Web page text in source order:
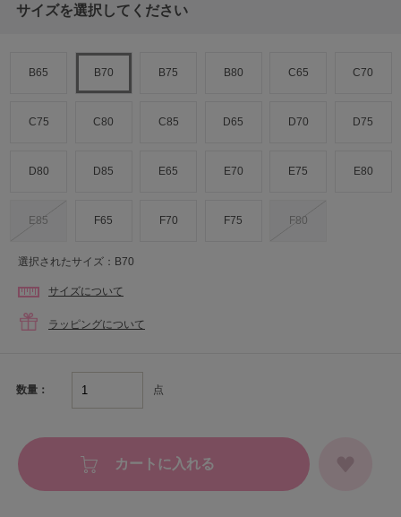
サイズを選択してください
B65 B70 B75 B80 C65 C70
C75 C80 C85 D65 D70 D75
D80 D85 E65 E70 E75 E80
E85 F65 F70 F75 F80
選択されたサイズ：B70
サイズについて
ラッピングについて
数量： 点
カートに入れる